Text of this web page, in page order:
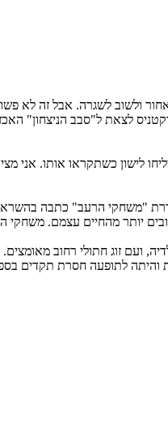
את משחקי הרעב מאחור ולשוב
לצאת ל"סבב הניצחון"
לישון כשתקראו אותו. אני
האמריקנית. את סדרת "משחקי
יותר מהחיים עצמם.
לתופעה חסרת תקדים